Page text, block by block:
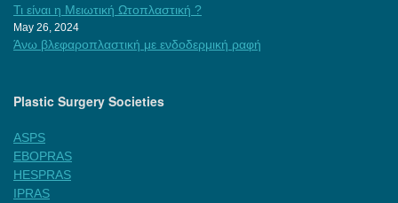
Τι είναι η Μειωτική Ωτοπλαστική ?
May 26, 2024
Άνω βλεφαροπλαστική με ενδοδερμική ραφή
Plastic Surgery Societies
ASPS
EBOPRAS
HESPRAS
IPRAS